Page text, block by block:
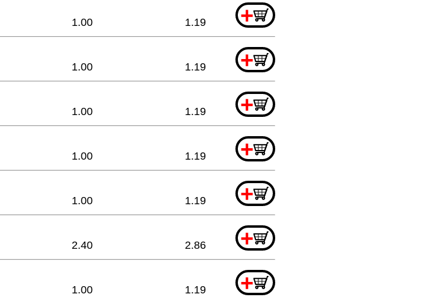
+
1.00 1.19
+
1.00 1.19
+
1.00 1.19
+
1.00 1.19
+
1.00 1.19
+
2.40 2.86
+
1.00 1.19